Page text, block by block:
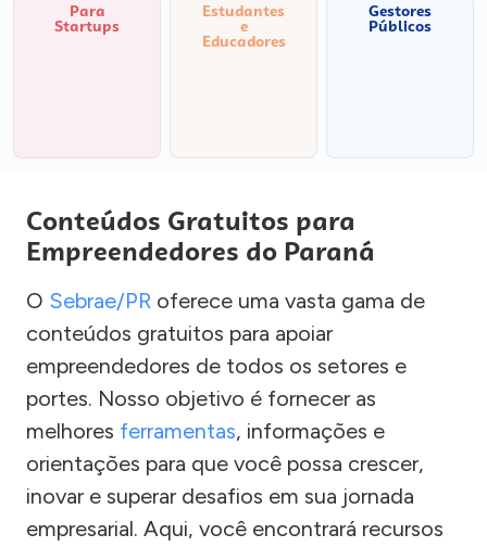
Para
Startups
Estudantes
e
Educadores
Gestores
Públicos
Conteúdos Gratuitos para
Empreendedores do Paraná
O Sebrae/PR oferece uma vasta gama de
conteúdos gratuitos para apoiar
empreendedores de todos os setores e
portes. Nosso objetivo é fornecer as
melhores ferramentas, informações e
orientações para que você possa crescer,
inovar e superar desafios em sua jornada
empresarial. Aqui, você encontrará recursos